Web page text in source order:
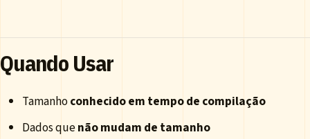
Quando Usar
Tamanhoconhecido em tempo de compilação
Dados quenão mudam de tamanho